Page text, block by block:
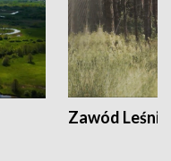
Zawód Leśnik